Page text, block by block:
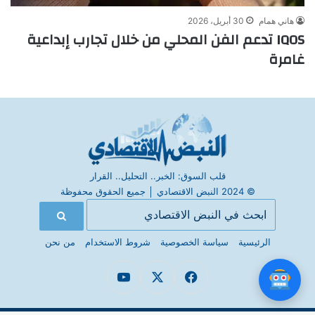
هاني همام 30 أبريل، 2026
IQOS تدعم الفن المحلي من خلال تجارب إبداعية
غامرة
قلب السوق: الخبر.. التحليل.. القرار
© 2024 النبض الاقتصادي
جميع الحقوق محفوظة
الرئيسية سياسة الخصوصية شروط الاستخدام من نحن